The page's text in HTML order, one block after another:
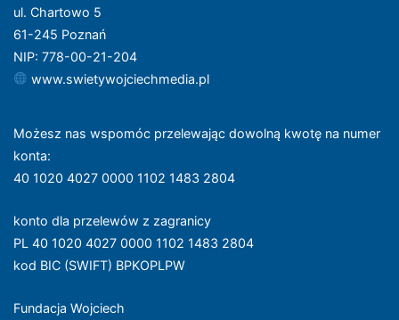
ul. Chartowo 5
61-245 Poznań
NIP: 778-00-21-204
www.swietywojciechmedia.pl
Możesz nas wspomóc przelewając dowolną kwotę na numer
konta:
40 1020 4027 0000 1102 1483 2804
konto dla przelewów z zagranicy
PL 40 1020 4027 0000 1102 1483 2804
kod BIC (SWIFT) BPKOPLPW
Fundacja Wojciech